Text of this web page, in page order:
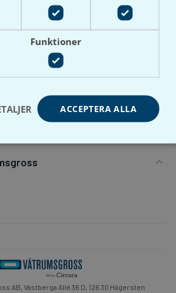
AB, Västberga Allé 36 D, 126 30 Hägersten
Funktioner
ACCEPTERA ALLA